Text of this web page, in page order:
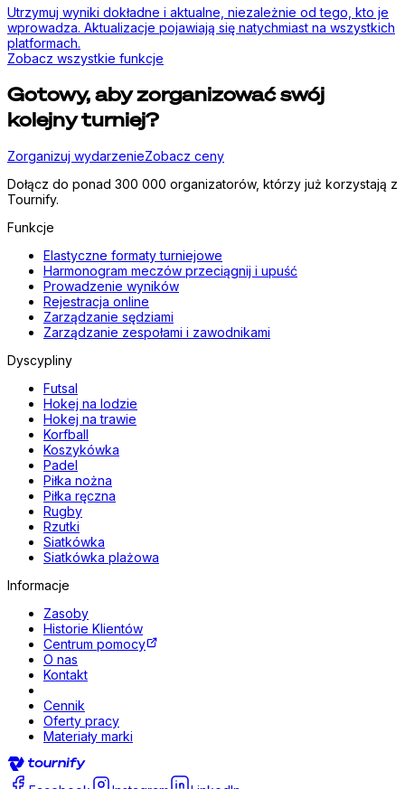
Utrzymuj wyniki dokładne i aktualne, niezależnie od tego, kto je
wprowadza. Aktualizacje pojawiają się natychmiast na wszystkich
platformach.
Zobacz wszystkie funkcje
Gotowy, aby zorganizować swój
kolejny turniej?
Zorganizuj wydarzenieZobacz ceny
Dołącz do ponad 300 000 organizatorów, którzy już korzystają z
Tournify.
Funkcje
Elastyczne formaty turniejowe
Harmonogram meczów przeciągnij i upuść
Prowadzenie wyników
Rejestracja online
Zarządzanie sędziami
Zarządzanie zespołami i zawodnikami
Dyscypliny
Futsal
Hokej na lodzie
Hokej na trawie
Korfball
Koszykówka
Padel
Piłka nożna
Piłka ręczna
Rugby
Rzutki
Siatkówka
Siatkówka plażowa
Informacje
Zasoby
Historie Klientów
Centrum pomocy
O nas
Kontakt
Cennik
Oferty pracy
Materiały marki